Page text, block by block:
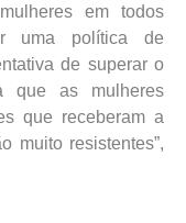
em todos
uma política de
de superar o
que as mulheres
que receberam a
muito resistentes”,